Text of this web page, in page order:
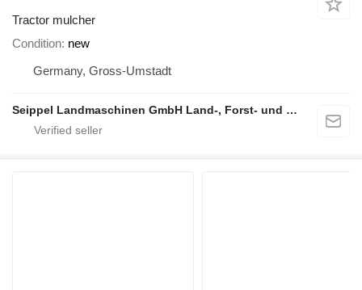
Tractor mulcher
Condition new
Germany, Gross-Umstadt
Seippel Landmaschinen GmbH Land-, Forst- und Gartentechnik